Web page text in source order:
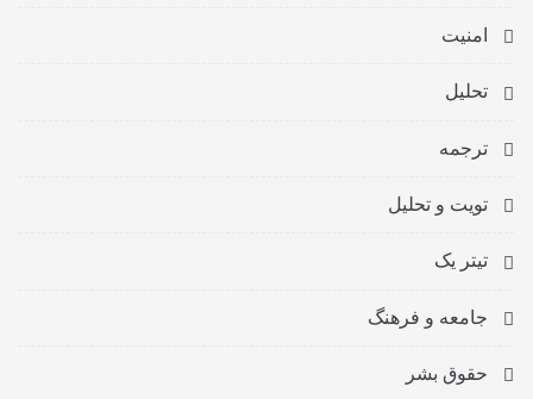
امنیت
تحلیل
ترجمه
تویت و تحلیل
تیتر یک
جامعه و فرهنگ
حقوق بشر